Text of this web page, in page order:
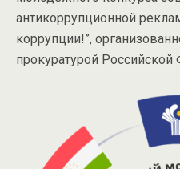
антикоррупционной
коррупции!”,
прокуратурой Российской